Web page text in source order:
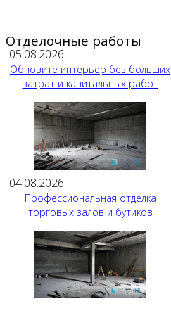
Отделочные работы
05.08.2026
Обновите интерьер без больших
затрат и капитальных работ
04.08.2026
Профессиональная отделка
торговых залов и бутиков